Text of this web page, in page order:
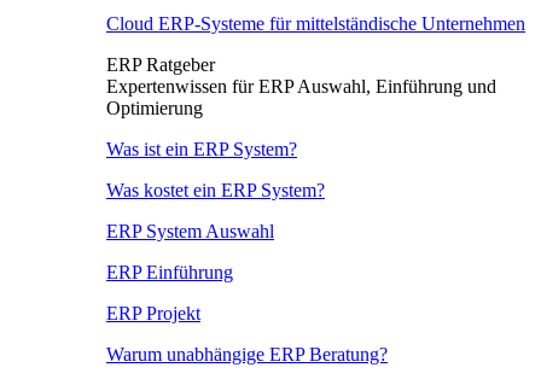
Cloud ERP-Systeme für mittelständische Unternehmen
ERP Ratgeber
Expertenwissen für ERP Auswahl, Einführung und
Optimierung
Was ist ein ERP System?
Was kostet ein ERP System?
ERP System Auswahl
ERP Einführung
ERP Projekt
Warum unabhängige ERP Beratung?